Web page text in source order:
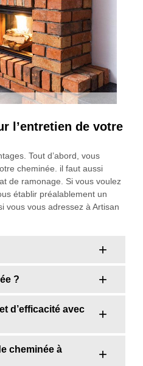
l’entretien de votre
Tout d’abord, vous
cheminée. il faut aussi
de ramonage. Si vous voulez
établir préalablement un
vous vous adressez à Artisan
?
d’efficacité avec
cheminée à